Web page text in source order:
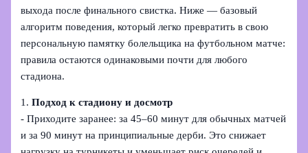
выхода после финального свистка. Ниже — базовый
алгоритм поведения, который легко превратить в свою
персональную памятку болельщика на футбольном матче:
правила остаются одинаковыми почти для любого
стадиона.
1.Подход к стадиону и досмотр
- Приходите заранее: за 45–60 минут для обычных матчей
и за 90 минут на принципиальные дерби. Это снижает